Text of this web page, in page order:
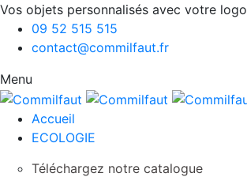
Vos objets personnalisés avec votre logo
09 52 515 515
contact@commilfaut.fr
Menu
Accueil
ECOLOGIE
Téléchargez notre catalogue